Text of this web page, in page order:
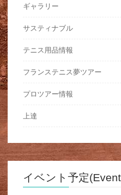
ギャラリー
サスティナブル
テニス用品情報
フランステニス夢ツアー
プロツアー情報
上達
イベント予定